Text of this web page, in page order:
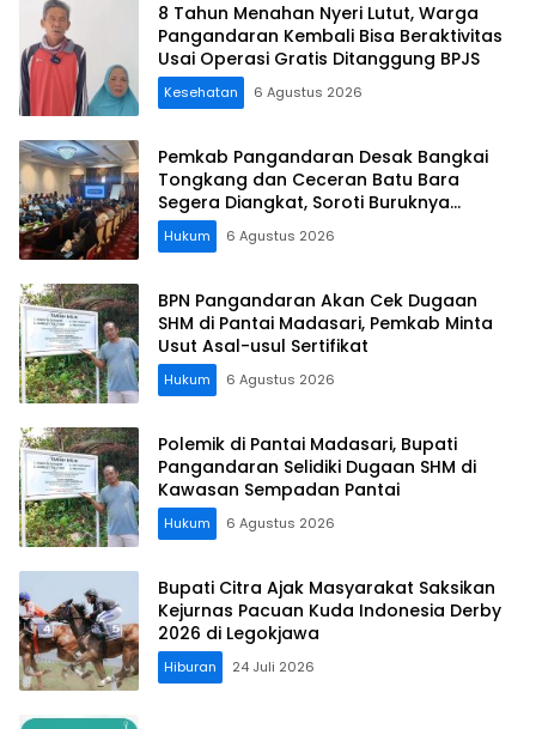
8 Tahun Menahan Nyeri Lutut, Warga
Pangandaran Kembali Bisa Beraktivitas
Usai Operasi Gratis Ditanggung BPJS
Kesehatan 6 Agustus 2026
Pemkab Pangandaran Desak Bangkai
Tongkang dan Ceceran Batu Bara
Segera Diangkat, Soroti Buruknya
Koordinasi Perusahaan
Hukum 6 Agustus 2026
BPN Pangandaran Akan Cek Dugaan
SHM di Pantai Madasari, Pemkab Minta
Usut Asal-usul Sertifikat
Hukum 6 Agustus 2026
Polemik di Pantai Madasari, Bupati
Pangandaran Selidiki Dugaan SHM di
Kawasan Sempadan Pantai
Hukum 6 Agustus 2026
Bupati Citra Ajak Masyarakat Saksikan
Kejurnas Pacuan Kuda Indonesia Derby
2026 di Legokjawa
Hiburan 24 Juli 2026